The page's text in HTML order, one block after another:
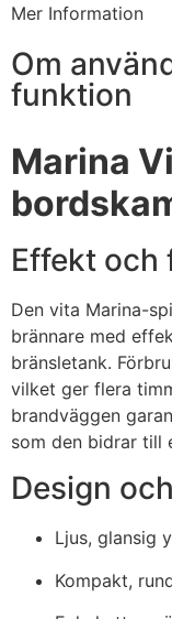
Mer Information
Om
funktion
Marina
Effekt och
Den vita Marina-
brännare med
bränsletank.
vilket ger flera
brandväggen
som den bidrar till
Design
Ljus, glansig
Kompakt,